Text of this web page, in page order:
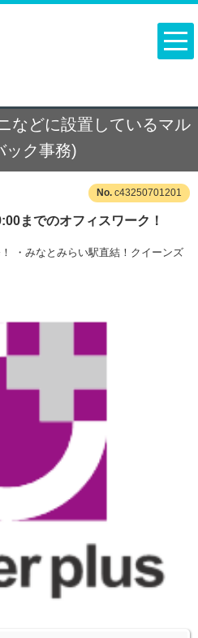
などに設置しているマル
ック事務)
c43250701201
までのオフィスワーク！
・みなとみらい駅直結！クイーンズ